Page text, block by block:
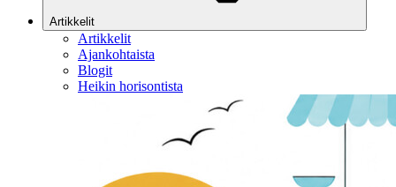
Artikkelit
Artikkelit
Ajankohtaista
Blogit
Heikin horisontista